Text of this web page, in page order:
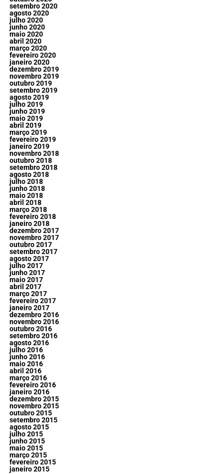
setembro 2020
agosto 2020
julho 2020
junho 2020
maio 2020
abril 2020
março 2020
fevereiro 2020
janeiro 2020
dezembro 2019
novembro 2019
outubro 2019
setembro 2019
agosto 2019
julho 2019
junho 2019
maio 2019
abril 2019
março 2019
fevereiro 2019
janeiro 2019
novembro 2018
outubro 2018
setembro 2018
agosto 2018
julho 2018
junho 2018
maio 2018
abril 2018
março 2018
fevereiro 2018
janeiro 2018
dezembro 2017
novembro 2017
outubro 2017
setembro 2017
agosto 2017
julho 2017
junho 2017
maio 2017
abril 2017
março 2017
fevereiro 2017
janeiro 2017
dezembro 2016
novembro 2016
outubro 2016
setembro 2016
agosto 2016
julho 2016
junho 2016
maio 2016
abril 2016
março 2016
fevereiro 2016
janeiro 2016
dezembro 2015
novembro 2015
outubro 2015
setembro 2015
agosto 2015
julho 2015
junho 2015
maio 2015
março 2015
fevereiro 2015
janeiro 2015